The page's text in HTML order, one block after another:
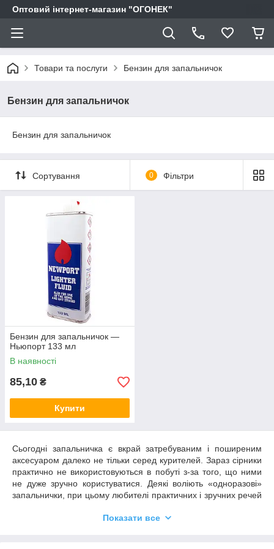
Оптовий інтернет-магазин "ОГОНЕК"
Товари та послуги Бензин для запальничок
Бензин для запальничок
Бензин для запальничок
Сортування 0 Фільтри
Бензин для запальничок —
Ньюпорт 133 мл
В наявності
85,10 ₴
Купити
Сьогодні запальничка є вкрай затребуваним і поширеним
аксесуаром далеко не тільки серед курителей. Зараз сірники
практично не використовуються в побуті з-за того, що ними
не дуже зручно користуватися. Деякі воліють «одноразові»
запальнички, при цьому любителі практичних і зручних речей
велика кількість додаткових пристосувань до вищеописаних
Показати все